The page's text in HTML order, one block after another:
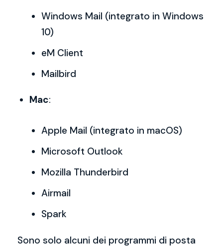
Windows Mail (integrato in Windows
10)
eM Client
Mailbird
Mac:
Apple Mail (integrato in macOS)
Microsoft Outlook
Mozilla Thunderbird
Airmail
Spark
Sono solo alcuni dei programmi di posta